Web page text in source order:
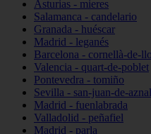
Asturias - mieres
Salamanca - candelario
Granada - huéscar
Madrid - leganés
Barcelona - cornellà-de-
Valencia - quart-de-poblet
Pontevedra - tomiño
Sevilla - san-juan-de-
Madrid - fuenlabrada
Valladolid - peñafiel
Madrid - parla